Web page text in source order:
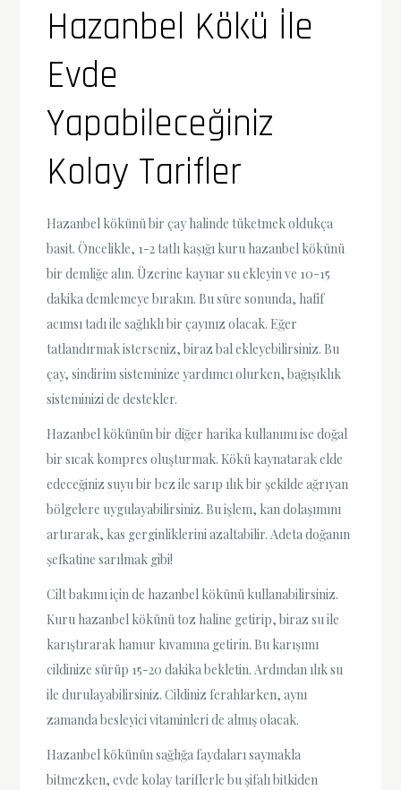
Hazanbel Kökü İle
Evde
Yapabileceğiniz
Kolay Tarifler
Hazanbel kökünü bir çay halinde tüketmek oldukça
basit. Öncelikle, 1-2 tatlı kaşığı kuru hazanbel kökünü
bir demliğe alın. Üzerine kaynar su ekleyin ve 10-15
dakika demlemeye bırakın. Bu süre sonunda, hafif
acımsı tadı ile sağlıklı bir çayınız olacak. Eğer
tatlandırmak isterseniz, biraz bal ekleyebilirsiniz. Bu
çay, sindirim sisteminize yardımcı olurken, bağışıklık
sisteminizi de destekler.
Hazanbel kökünün bir diğer harika kullanımı ise doğal
bir sıcak kompres oluşturmak. Kökü kaynatarak elde
edeceğiniz suyu bir bez ile sarıp ılık bir şekilde ağrıyan
bölgelere uygulayabilirsiniz. Bu işlem, kan dolaşımını
artırarak, kas gerginliklerini azaltabilir. Adeta doğanın
şefkatine sarılmak gibi!
Cilt bakımı için de hazanbel kökünü kullanabilirsiniz.
Kuru hazanbel kökünü toz haline getirip, biraz su ile
karıştırarak hamur kıvamına getirin. Bu karışımı
cildinize sürüp 15-20 dakika bekletin. Ardından ılık su
ile durulayabilirsiniz. Cildiniz ferahlarken, aynı
zamanda besleyici vitaminleri de almış olacak.
Hazanbel kökünün sağlığa faydaları saymakla
bitmezken, evde kolay tariflerle bu şifalı bitkiden